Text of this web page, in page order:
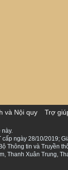
và Nội quy Trợ
này.
ngày 28/10/2019;
Thông tin và Truyền
Thanh Xuân Trung,